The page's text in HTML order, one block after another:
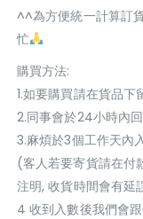
^^為方便統一計算訂
忙
購買方法:
1.如要購買請在貨品
2.同事會於24小時內
3.麻煩於3個工作天內
(客人若要寄貨請在付
注明, 收貨時間會有延
4 收到入數後我們會